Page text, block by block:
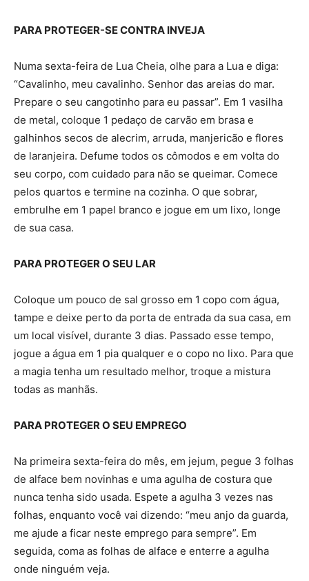
PARA PROTEGER-SE CONTRA INVEJA
Numa sexta-feira de Lua Cheia, olhe para a Lua e diga:
“Cavalinho, meu cavalinho. Senhor das areias do mar.
Prepare o seu cangotinho para eu passar”. Em 1 vasilha
de metal, coloque 1 pedaço de carvão em brasa e
galhinhos secos de alecrim, arruda, manjericão e flores
de laranjeira. Defume todos os cômodos e em volta do
seu corpo, com cuidado para não se queimar. Comece
pelos quartos e termine na cozinha. O que sobrar,
embrulhe em 1 papel branco e jogue em um lixo, longe
de sua casa.
PARA PROTEGER O SEU LAR
Coloque um pouco de sal grosso em 1 copo com água,
tampe e deixe perto da porta de entrada da sua casa, em
um local visível, durante 3 dias. Passado esse tempo,
jogue a água em 1 pia qualquer e o copo no lixo. Para que
a magia tenha um resultado melhor, troque a mistura
todas as manhãs.
PARA PROTEGER O SEU EMPREGO
Na primeira sexta-feira do mês, em jejum, pegue 3 folhas
de alface bem novinhas e uma agulha de costura que
nunca tenha sido usada. Espete a agulha 3 vezes nas
folhas, enquanto você vai dizendo: “meu anjo da guarda,
me ajude a ficar neste emprego para sempre”. Em
seguida, coma as folhas de alface e enterre a agulha
onde ninguém veja.